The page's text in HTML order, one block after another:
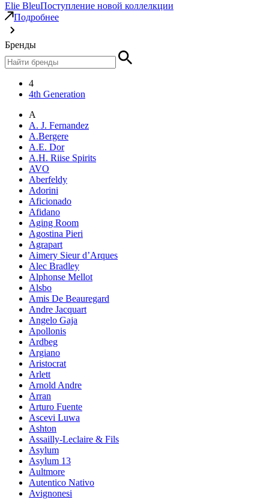
Elie BleuПоступление новой коллелкции
Подробнее
Бренды
4
4th Generation
A
A. J. Fernandez
A.Bergere
A.E. Dor
A.H. Riise Spirits
AVO
Aberfeldy
Adorini
Aficionado
Afidano
Aging Room
Agostina Pieri
Agrapart
Aimery Sieur d’Arques
Alec Bradley
Alphonse Mellot
Alsbo
Amis De Beauregard
Andre Jacquart
Angelo Gaja
Apollonis
Ardbeg
Argiano
Aristocrat
Arlett
Arnold Andre
Arran
Arturo Fuente
Ascevi Luwa
Ashton
Assailly-Leclaire & Fils
Asylum
Asylum 13
Aultmore
Autentico Nativo
Avignonesi